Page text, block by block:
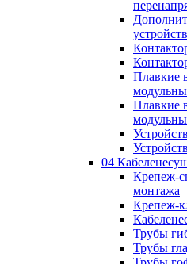
Плавкие
Плавкие
04
Крепеж-
монтажа
Крепеж-
Трубы
Трубы